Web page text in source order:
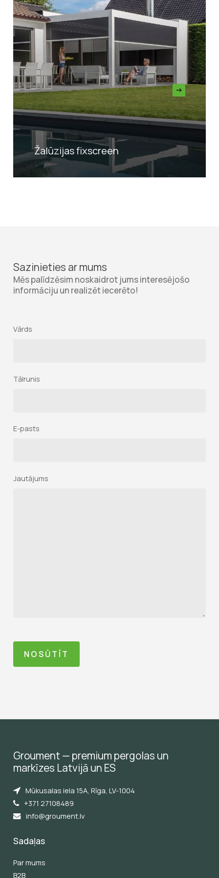
Žalūzijas fixscreen
Sazinieties ar mums
Mēs palīdzēsim noskaidrot jums interesējošo
informāciju un realizēt iecerēto!
Vārds
Tālrunis
E-pasts
Jautājums
Groument — premium pergolas un
markīzes Latvijā un ES
Mūkusalas iela 15A, Rīga, LV-1004
+371 27108489
info@groument.lv
Sadaļas
Par mums
B2B